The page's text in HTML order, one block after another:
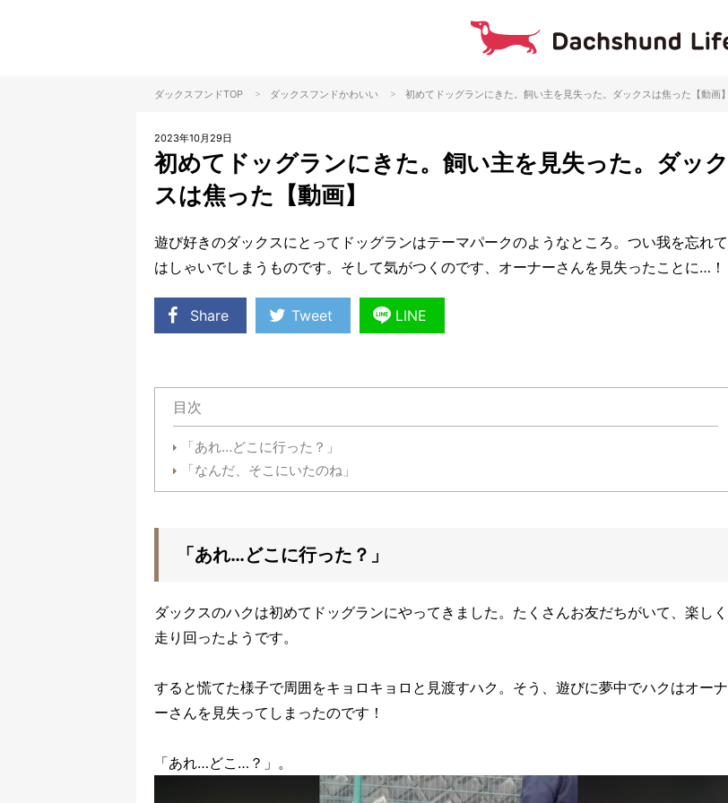
ダックスフンドTOP > ダックスフンドかわいい > 初めてドッグランにきた。飼い主を見失った。ダックスは焦った【動画】
2023年10月29日
初めてドッグランにきた。飼い主を見失った。ダック
スは焦った【動画】
遊び好きのダックスにとってドッグランはテーマパークのようなところ。つい我を忘れて
はしゃいでしまうものです。そして気がつくのです、オーナーさんを見失ったことに…！
Share Tweet LINE
目次
「あれ…どこに行った？」
「なんだ、そこにいたのね」
「あれ…どこに行った？」
ダックスのハクは初めてドッグランにやってきました。たくさんお友だちがいて、楽しく
走り回ったようです。
すると慌てた様子で周囲をキョロキョロと見渡すハク。そう、遊びに夢中でハクはオーナ
ーさんを見失ってしまったのです！
「あれ…どこ…？」。